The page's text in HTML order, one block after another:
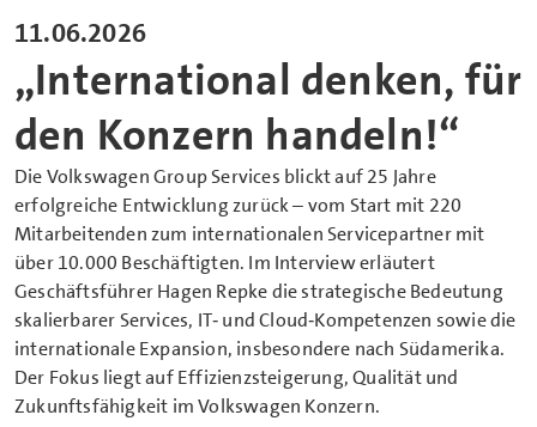
11.06.2026
„International denken, für
den Konzern handeln!“
Die Volkswagen Group Services blickt auf 25 Jahre
erfolgreiche Entwicklung zurück – vom Start mit 220
Mitarbeitenden zum internationalen Servicepartner mit
über 10.000 Beschäftigten. Im Interview erläutert
Geschäftsführer Hagen Repke die strategische Bedeutung
skalierbarer Services, IT‑ und Cloud‑Kompetenzen sowie die
internationale Expansion, insbesondere nach Südamerika.
Der Fokus liegt auf Effizienzsteigerung, Qualität und
Zukunftsfähigkeit im Volkswagen Konzern.